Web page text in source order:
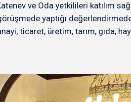
ve Oda yetkilileri katılım
yaptığı
ticaret, üretim, tarım, gıda,